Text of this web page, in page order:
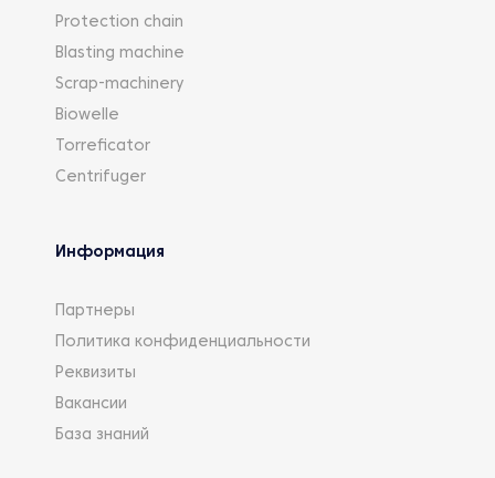
Protection chain
Blasting machine
Scrap-machinery
Biowelle
Torreficator
Centrifuger
Информация
Партнеры
Политика конфиденциальности
Реквизиты
Вакансии
База знаний